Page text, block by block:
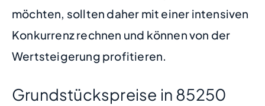
möchten, sollten daher mit einer intensiven
Konkurrenz rechnen und können von der
Wertsteigerung profitieren.
Grundstückspreise in 85250